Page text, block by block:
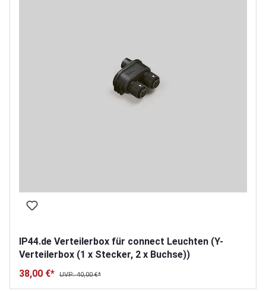
IP44.de Verteilerbox für connect Leuchten (Y-
Verteilerbox (1 x Stecker, 2 x Buchse))
38,00 €*
UVP: 40,00 €*